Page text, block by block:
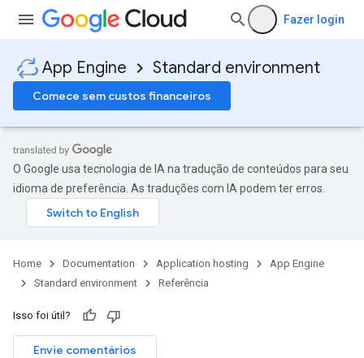
Fazer login
App Engine Standard environment
Comece sem custos financeiros
O Google usa tecnologia de IA na tradução de conteúdos para seu
idioma de preferência. As traduções com IA podem ter erros.
Home Documentation Application hosting
App Engine
Standard environment
Referência
Isso foi útil?
Envie comentários